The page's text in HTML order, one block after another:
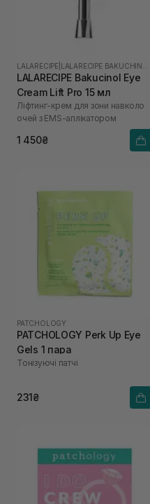
LALARECIPE
LALARECIPE Bakucinol Eye
Cream Lift Pro 15 мл
Ліфтинг-крем для зони навколо
очей з EMS-аплікатором
1 450₴
PATCHOLOGY
PATCHOLOGY Perk Up Eye
Gels 1 пара
Тонізуючі патчі
231₴